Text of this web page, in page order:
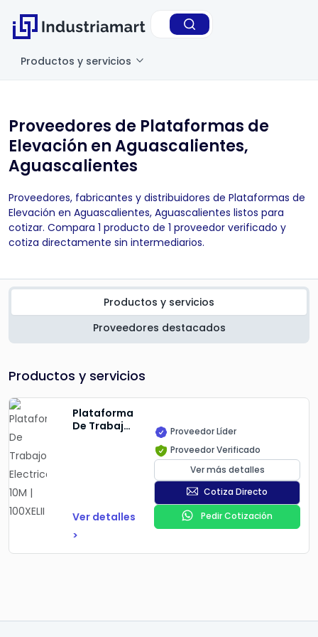
Productos y servicios
Proveedores de Plataformas de
Elevación en Aguascalientes,
Aguascalientes
Proveedores, fabricantes y distribuidores de Plataformas de
Elevación en Aguascalientes, Aguascalientes listos para
cotizar. Compara 1 producto de 1 proveedor verificado y
cotiza directamente sin intermediarios.
Productos y servicios
Proveedores destacados
Productos y servicios
Plataforma
De Trabajo
Ver detalles
>
Proveedor Líder
Proveedor Verificado
Ver más detalles
Cotiza Directo
Pedir Cotización